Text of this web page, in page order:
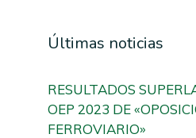
Últimas noticias
RESULTADOS
OEP 2023 DE
FERROVIARIO»